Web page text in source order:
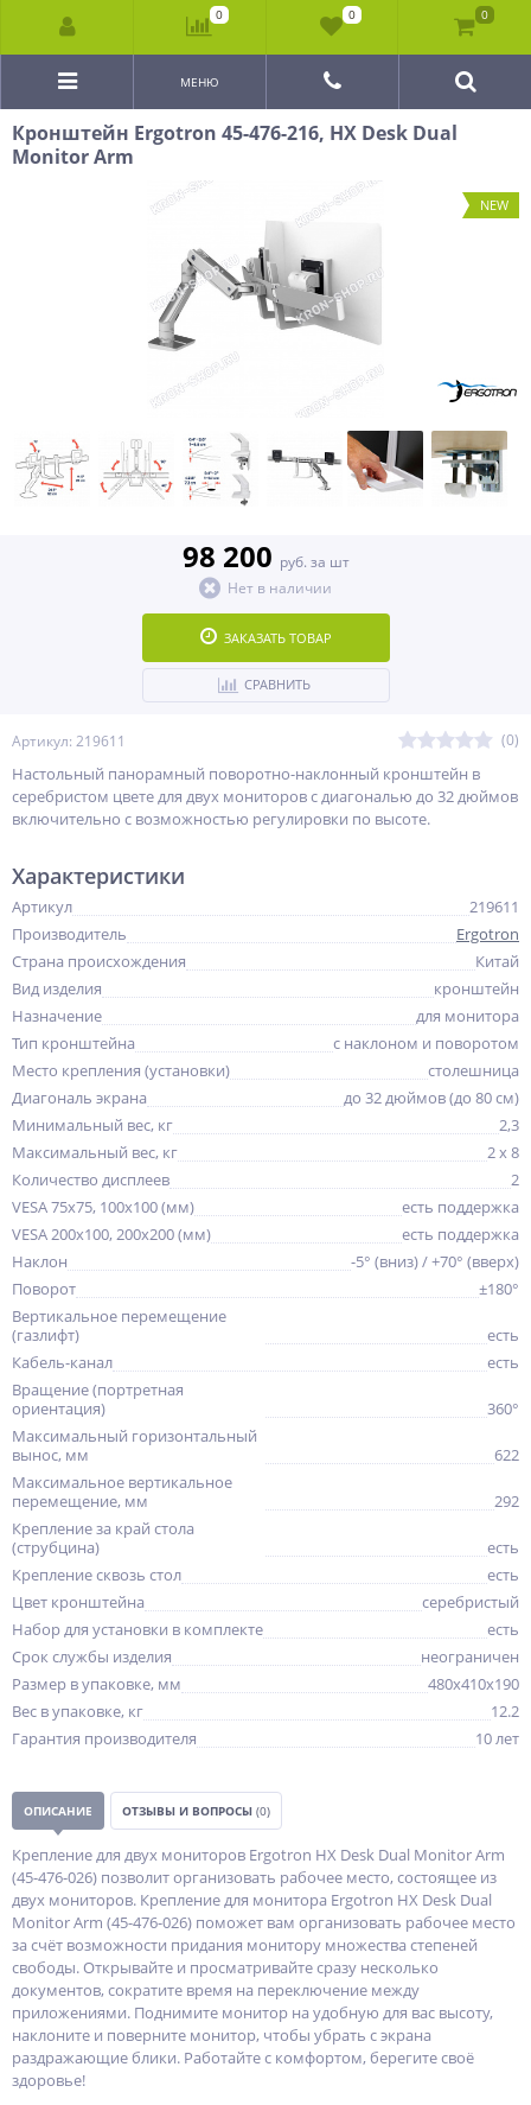
МЕНЮ
Кронштейн Ergotron 45-476-216, HX Desk Dual
Monitor Arm
NEW
Артикул: 219611 (0)
Настольный панорамный поворотно-наклонный кронштейн в
серебристом цвете для двух мониторов с диагональю до 32 дюймов
включительно c возможностью регулировки по высоте.
98 200 руб. за шт
Нет в наличии
ЗАКАЗАТЬ ТОВАР
СРАВНИТЬ
Характеристики
Артикул
219611
Производитель
Ergotron
Страна происхождения
Китай
Вид изделия
кронштейн
Назначение
для монитора
Тип кронштейна
с наклоном и поворотом
Место крепления (установки)
столешница
Диагональ экрана
до 32 дюймов (до 80 см)
Минимальный вес, кг
2,3
Максимальный вес, кг
2 x 8
Количество дисплеев
2
VESA 75x75, 100x100 (мм)
есть поддержка
VESA 200x100, 200x200 (мм)
есть поддержка
Наклон
-5° (вниз) / +70° (вверх)
Поворот
±180°
Вертикальное перемещение
(газлифт)
есть
Кабель-канал
есть
Вращение (портретная
ориентация)
360°
Максимальный горизонтальный
вынос, мм
622
Максимальное вертикальное
перемещение, мм
292
Крепление за край стола
(струбцина)
есть
Крепление сквозь стол
есть
Цвет кронштейна
серебристый
Набор для установки в комплекте
есть
Срок службы изделия
неограничен
Размер в упаковке, мм
480x410x190
Вес в упаковке, кг
12.2
Гарантия производителя
10 лет
ОПИСАНИЕ ОТЗЫВЫ И ВОПРОСЫ (0)
Крепление для двух мониторов Ergotron HX Desk Dual Monitor Arm
(45-476-026) позволит организовать рабочее место, состоящее из
двух мониторов. Крепление для монитора Ergotron HX Desk Dual
Monitor Arm (45-476-026) поможет вам организовать рабочее место
за счёт возможности придания монитору множества степеней
свободы. Открывайте и просматривайте сразу несколько
документов, сократите время на переключение между
приложениями. Поднимите монитор на удобную для вас высоту,
наклоните и поверните монитор, чтобы убрать с экрана
раздражающие блики. Работайте с комфортом, берегите своё
здоровье!
0 0 0